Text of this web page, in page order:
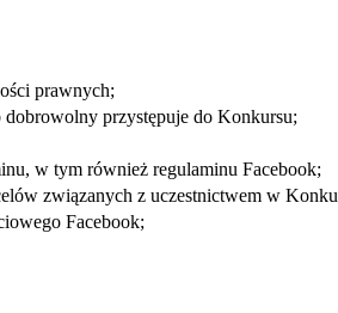
prawnych;
dobrowolny przystępuje do Konkursu;
w tym również regulaminu Facebook;
związanych z uczestnictwem w
Facebook;